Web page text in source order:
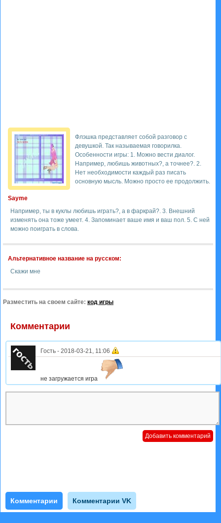
Sayme
Флэшка представляет собой разговор с
девушкой. Так называемая говорилка.
Особенности игры: 1. Можно вести диалог.
Например, любишь животных?, а точнее?. 2.
Нет необходимости каждый раз писать
основную мысль. Можно просто ее продолжить.
Например, ты в куклы любишь играть?, а в фаркрай?. 3. Внешний
изменять она тоже умеет. 4. Запоминает ваше имя и ваш пол. 5. С ней
можно поиграть в слова.
Альтернативное название на русском:
Скажи мне
Разместить на своем сайте: код игры
Комментарии
Гость - 2018-03-21, 11:06
не загружается игра
Комментарии Комментарии VK